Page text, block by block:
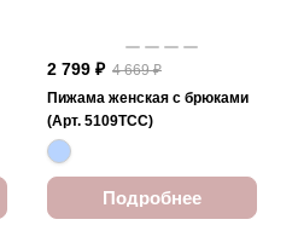
2 799 ₽ 4 669 ₽
Пижама женская с брюками
(Арт. 5109TCC)
Подробнее